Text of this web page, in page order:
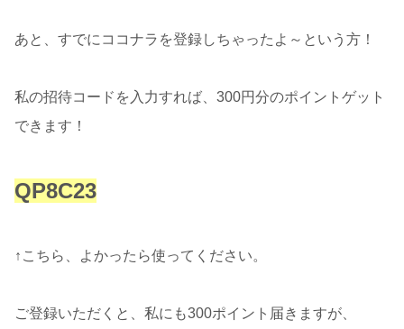
あと、すでにココナラを登録しちゃったよ～という方！
私の招待コードを入力すれば、300円分のポイントゲット
できます！
QP8C23
↑こちら、よかったら使ってください。
ご登録いただくと、私にも300ポイント届きますが、